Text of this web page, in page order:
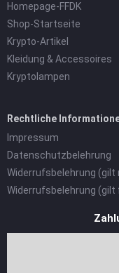
Homepage-FFDK
Shop-Startseite
Krypto-Artikel
Kleidung & Accessoires
Kryptolampen
Rechtliche
Impressum
Datenschutzbelehrung
Widerrufsbelehrung
Widerrufsbelehrung